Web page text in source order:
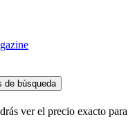
de búsqueda
ver el precio exacto para